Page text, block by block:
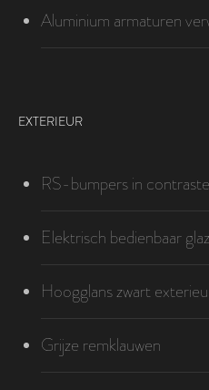
Aluminium armaturen
EXTERIEUR
RS-bumpers in
Elektrisch bedienbaar
Hoogglans zwart
Grijze remklauwen